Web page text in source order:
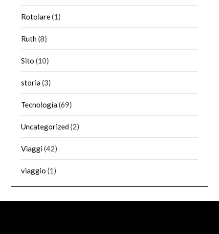
Rotolare(1)
Ruth(8)
Sito (10)
storia(3)
Tecnologia(69)
Uncategorized(2)
Viaggi(42)
viaggio (1)